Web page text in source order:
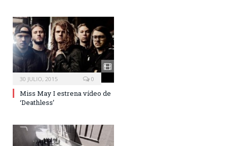
30 JULIO, 2015 0
Miss May I estrena vídeo de
‘Deathless’